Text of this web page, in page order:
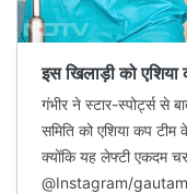
इस खिलाड़ी को
गंभीर ने स्टार-स्पोर्ट्स से
समिति को एशिया कप टीम
क्योंकि यह लेफ्टी एकदम
@Instagram/